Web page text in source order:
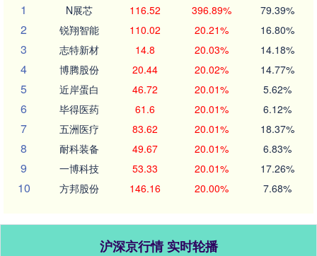
1
N展芯 116.52 396.89% 79.39%
2 锐翔智能 110.02 20.21% 16.80%
3 志特新材 14.8 20.03% 14.18%
4 博腾股份 20.44 20.02% 14.77%
5 近岸蛋白 46.72 20.01% 5.62%
6 毕得医药 61.6 20.01% 6.12%
7 五洲医疗 83.62 20.01% 18.37%
8 耐科装备 49.67 20.01% 6.83%
9 一博科技 53.33 20.01% 17.26%
10 方邦股份 146.16 20.00% 7.68%
沪深京行情 实时轮播